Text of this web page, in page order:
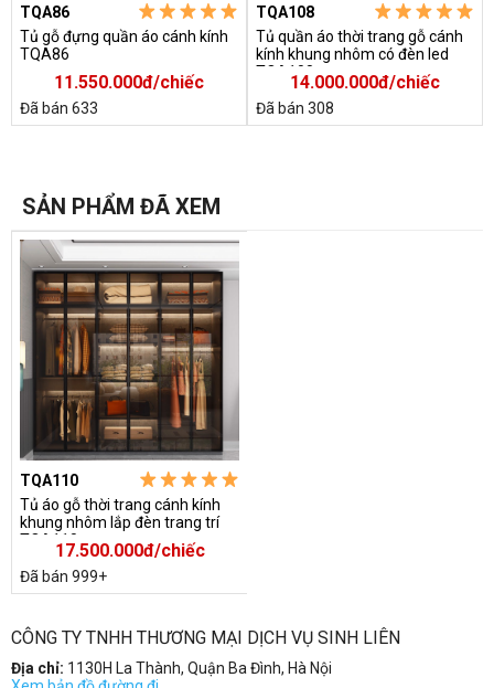
Kích thước tủ quần áo :
+ Rộng: 200cm
+ Sâu: 60cm
+ Cao: 244cm.
Ngoài ra quý khách đặt được theo kích thước phù hợp với gia
đình.
TQA86
Tủ gỗ đựng quần áo cánh kính
TQA86
11.550.000đ/chiếc
Đã bán 633
TQA108
Tủ quần áo thời trang gỗ cánh
kính khung nhôm có đèn led
TQA10814.000.000đ/chiếc
Đã bán 308
SẢN PHẨM ĐÃ XEM
TQA110
Tủ áo gỗ thời trang cánh kính
khung nhôm lắp đèn trang trí
TQA11017.500.000đ/chiếc
Đã bán 999+
CÔNG TY TNHH THƯƠNG MẠI DỊCH VỤ SINH LIÊN
Địa chỉ: 1130H La Thành, Quận Ba Đình, Hà Nội